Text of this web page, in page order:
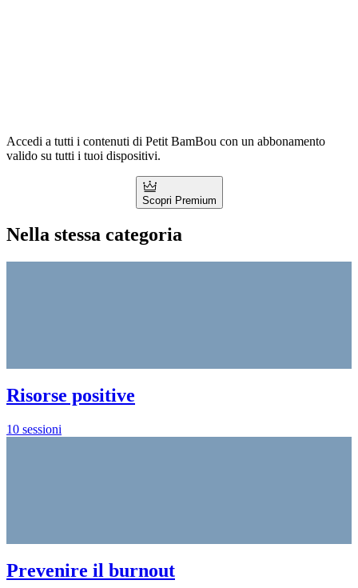
Accedi a tutti i contenuti di Petit BamBou con un abbonamento
valido su tutti i tuoi dispositivi.
Scopri Premium
Nella stessa categoria
Risorse positive
10 sessioni
Prevenire il burnout